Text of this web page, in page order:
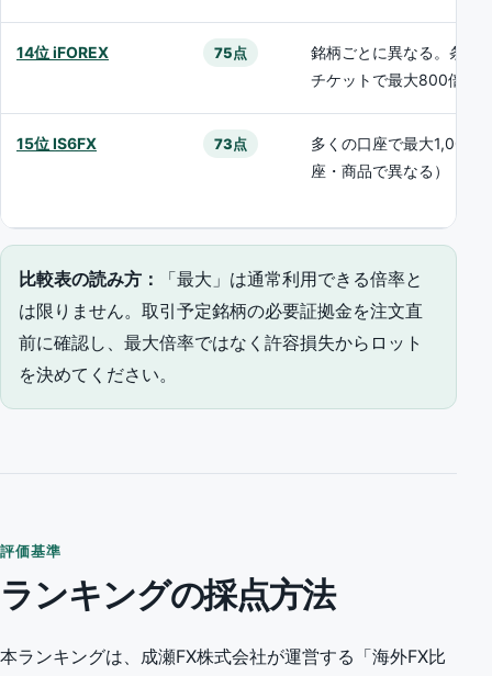
14位 iFOREX 75点
銘柄ごとに異なる。条件
チケットで最大800倍の
15位 IS6FX 73点
多くの口座で最大1,000
座・商品で異なる）
比較表の読み方：
「最大」は通常利用できる倍率と
は限りません。取引予定銘柄の必要証拠金を注文直
前に確認し、最大倍率ではなく許容損失からロット
を決めてください。
評価基準
ランキングの採点方法
本ランキングは、成瀬FX株式会社が運営する「海外FX比